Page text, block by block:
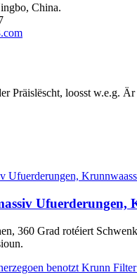
China.
Präislëscht, loosst w.e.g.
Ufuerderungen,
360 Grad rotéiert